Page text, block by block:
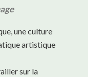
une culture
artistique
sur la